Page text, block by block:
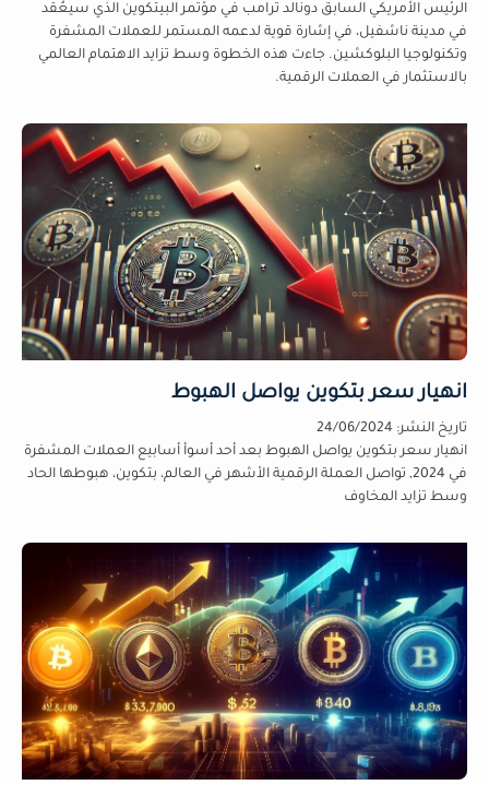
الرئيس الأمريكي السابق دونالد ترامب في مؤتمر البيتكوين الذي سيعُقد
في مدينة ناشفيل، في إشارة قوية لدعمه المستمر للعملات المشفرة
وتكنولوجيا البلوكشين. جاءت هذه الخطوة وسط تزايد الاهتمام العالمي
بالاستثمار في العملات الرقمية.
انهيار سعر بتكوين يواصل الهبوط
تاريخ النشر: 24/06/2024
انهيار سعر بتكوين يواصل الهبوط بعد أحد أسوأ أسابيع العملات المشفرة
في 2024, تواصل العملة الرقمية الأشهر في العالم، بتكوين، هبوطها الحاد
وسط تزايد المخاوف